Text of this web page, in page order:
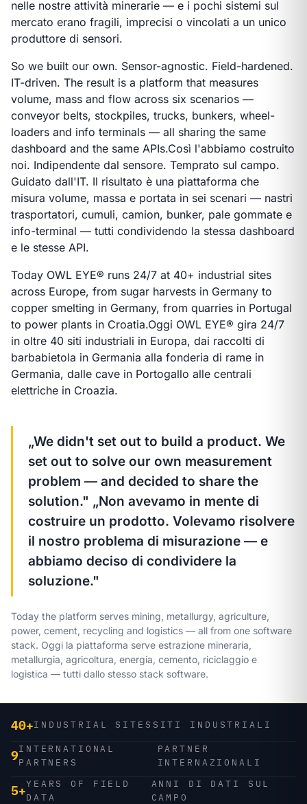
nelle nostre attività minerarie — e i pochi sistemi sul
mercato erano fragili, imprecisi o vincolati a un unico
produttore di sensori.
So we built our own. Sensor-agnostic. Field-hardened.
IT-driven. The result is a platform that measures
volume, mass and flow across six scenarios —
conveyor belts, stockpiles, trucks, bunkers, wheel-
loaders and info terminals — all sharing the same
dashboard and the same APIs.Così l'abbiamo costruito
noi. Indipendente dal sensore. Temprato sul campo.
Guidato dall'IT. Il risultato è una piattaforma che
misura volume, massa e portata in sei scenari — nastri
trasportatori, cumuli, camion, bunker, pale gommate e
info-terminal — tutti condividendo la stessa dashboard
e le stesse API.
Today OWL EYE® runs 24/7 at 40+ industrial sites
across Europe, from sugar harvests in Germany to
copper smelting in Germany, from quarries in Portugal
to power plants in Croatia.Oggi OWL EYE® gira 24/7
in oltre 40 siti industriali in Europa, dai raccolti di
barbabietola in Germania alla fonderia di rame in
Germania, dalle cave in Portogallo alle centrali
elettriche in Croazia.
„We didn't set out to build a product. We
set out to solve our own measurement
problem — and decided to share the
solution." „Non avevamo in mente di
costruire un prodotto. Volevamo risolvere
il nostro problema di misurazione — e
abbiamo deciso di condividere la
soluzione."
Today the platform serves mining, metallurgy, agriculture,
power, cement, recycling and logistics — all from one software
stack. Oggi la piattaforma serve estrazione mineraria,
metallurgia, agricoltura, energia, cemento, riciclaggio e
logistica — tutti dallo stesso stack software.
40+INDUSTRIAL SITES SITI INDUSTRIALI
9INTERNATIONAL
PARTNERS
PARTNER
INTERNAZIONALI
5+YEARS OF FIELD
DATA
ANNI DI DATI SUL
CAMPO